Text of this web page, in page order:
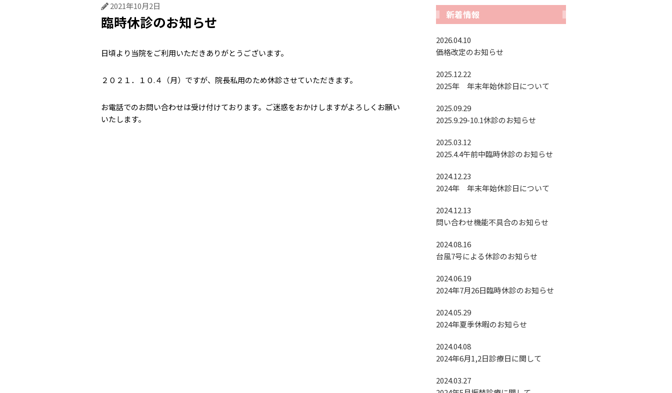
2021年10月2日
臨時休診のお知らせ
日頃より当院をご利用いただきありがとうございます。
２０２１．１０.４（月）ですが、院長私用のため休診させていただきます。
お電話でのお問い合わせは受け付けております。ご迷惑をおかけしますがよろしくお願い
いたします。
新着情報
2026.04.10
価格改定のお知らせ
2025.12.22
2025年 年末年始休診日について
2025.09.29
2025.9.29-10.1休診のお知らせ
2025.03.12
2025.4.4午前中臨時休診のお知らせ
2024.12.23
2024年 年末年始休診日について
2024.12.13
問い合わせ機能不具合のお知らせ
2024.08.16
台風7号による休診のお知らせ
2024.06.19
2024年7月26日臨時休診のお知らせ
2024.05.29
2024年夏季休暇のお知らせ
2024.04.08
2024年6月1,2日診療日に関して
2024.03.27